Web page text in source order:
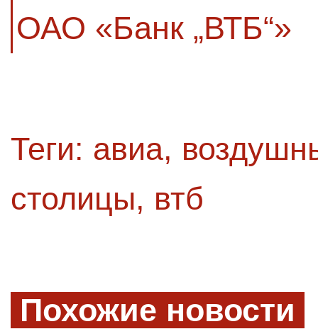
ОАО «Банк „ВТБ“»
Теги: авиа,
столицы, втб
Похожие новости